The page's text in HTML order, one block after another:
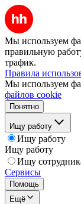
Мы используем
правильную
трафик.
Правила
Мы используем
файлов cookie
Понятно
Ищу работу
Ищу работу
Ищу работу
Ищу
Сервисы
Помощь
Ещё